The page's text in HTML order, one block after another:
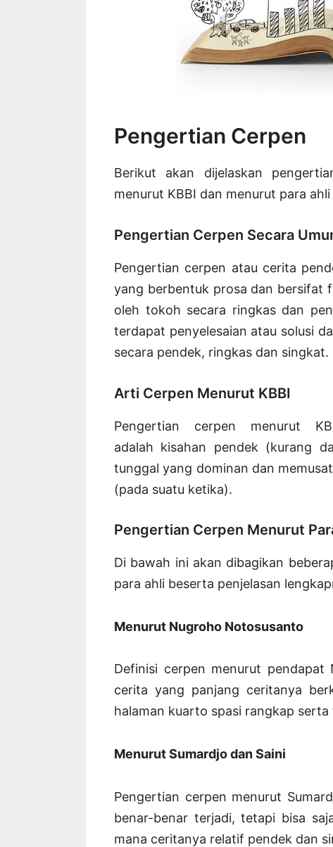
Pengertian Cerpen
Berikut akan dijelaskan
menurut KBBI dan menurut para
Pengertian Cerpen Secara
Pengertian cerpen atau cerita
yang berbentuk prosa dan bersifat
oleh tokoh secara ringkas dan
terdapat penyelesaian atau solusi
secara pendek, ringkas dan singkat.
Arti Cerpen Menurut KBBI
Pengertian cerpen menurut
adalah kisahan pendek (kurang
tunggal yang dominan dan
(pada suatu ketika).
Pengertian Cerpen Menurut
Di bawah ini akan dibagikan
para ahli beserta penjelasan
Menurut Nugroho Notosusanto
Definisi cerpen menurut pendapat
cerita yang panjang ceritanya
halaman kuarto spasi rangkap
Menurut Sumardjo dan Saini
Pengertian cerpen menurut
benar-benar terjadi, tetapi bisa
mana ceritanya relatif pendek dan